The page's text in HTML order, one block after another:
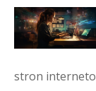
stron